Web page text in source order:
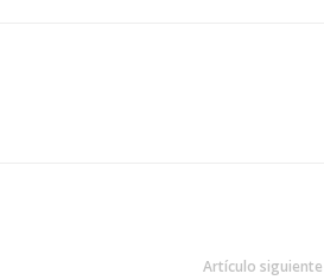
Artículo siguiente